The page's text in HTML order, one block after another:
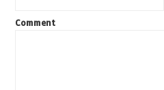
Comment